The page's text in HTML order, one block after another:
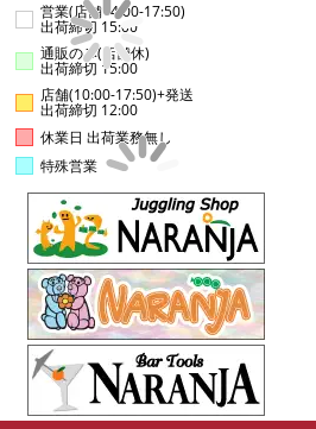
営業(店舗14:00-17:50)
出荷締切 15:00
通販のみ(店舗休)
出荷締切 15:00
店舗(10:00-17:50)+発送
出荷締切 12:00
休業日 出荷業務無し
特殊営業